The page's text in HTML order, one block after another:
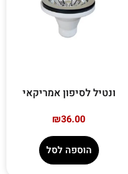
ונטיל לסיפון אמריקאי
₪36.00
הוספה לסל